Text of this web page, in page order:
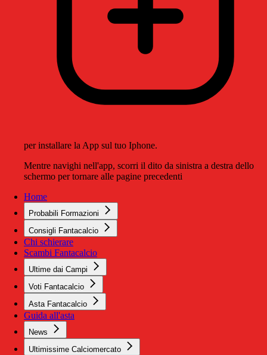
per installare la App sul tuo Iphone.
Mentre navighi nell'app, scorri il dito da sinistra a destra dello
schermo per tornare alle pagine precedenti
Home
Probabili Formazioni
Consigli Fantacalcio
Chi schierare
Scambi Fantacalcio
Ultime dai Campi
Voti Fantacalcio
Asta Fantacalcio
Guida all'asta
News
Ultimissime Calciomercato